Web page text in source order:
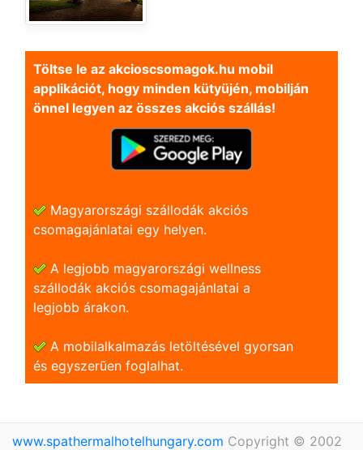
Töltse le az akcioscsomagok.hu mobil
applikációt, hogy minden kütyüjén, mobilján
önnel legyen az összes akciós szállás!
Magyarországi szállodák akciós
csomagajánlatai egy helyen.
A legjobb magyarországi wellness
szállodák akciós csomagajánlatai a
legjobb árakon.
A mobilalkalmazás letöltésével gyorsan
és egyszerũen foglalhat.
www.spathermalhotelhungary.com Copyright © 2002